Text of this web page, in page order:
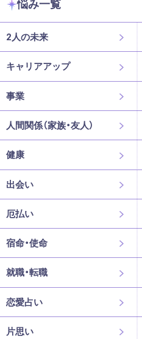
悩み一覧
2人の未来
キャリアアップ
事業
人間関係（家族・友人）
健康
出会い
厄払い
宿命・使命
就職・転職
恋愛占い
片思い